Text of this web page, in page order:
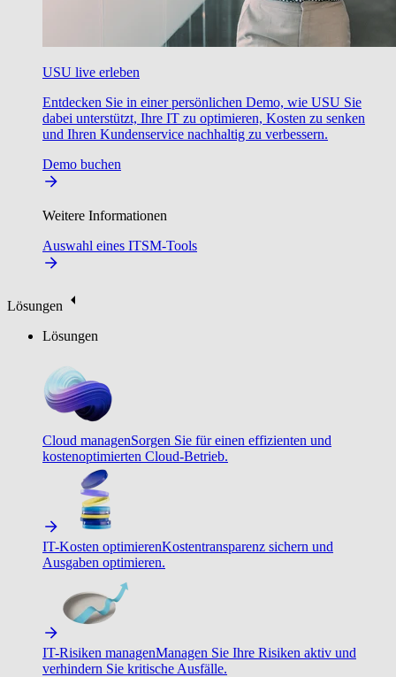
USU live erleben
Entdecken Sie in einer persönlichen Demo, wie USU Sie
dabei unterstützt, Ihre IT zu optimieren, Kosten zu senken
und Ihren Kundenservice nachhaltig zu verbessern.
Demo buchen
Weitere Informationen
Auswahl eines ITSM-Tools
Lösungen
Lösungen
Cloud managenSorgen Sie für einen effizienten und
kostenoptimierten Cloud-Betrieb.
IT-Kosten optimierenKostentransparenz sichern und
Ausgaben optimieren.
IT-Risiken managenManagen Sie Ihre Risiken aktiv und
verhindern Sie kritische Ausfälle.